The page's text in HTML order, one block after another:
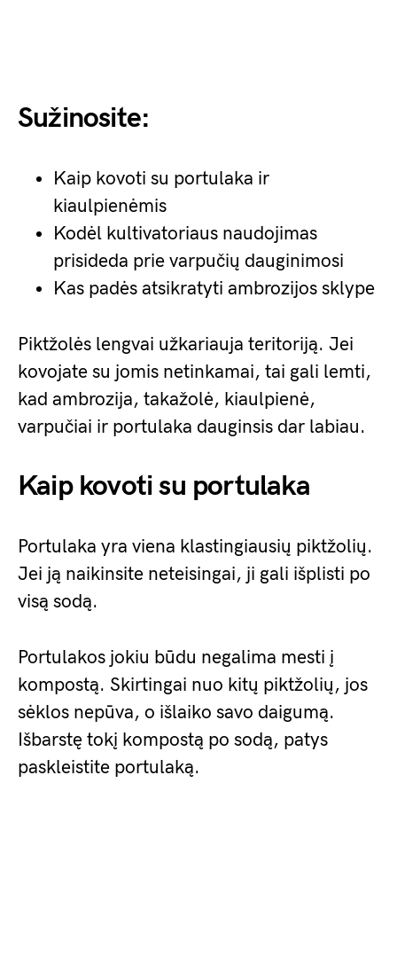
Sužinosite:
Kaip kovoti su portulaka ir
kiaulpienėmis
Kodėl kultivatoriaus naudojimas
prisideda prie varpučių dauginimosi
Kas padės atsikratyti ambrozijos sklype
Piktžolės lengvai užkariauja teritoriją. Jei
kovojate su jomis netinkamai, tai gali lemti,
kad ambrozija, takažolė, kiaulpienė,
varpučiai ir portulaka dauginsis dar labiau.
Kaip kovoti su portulaka
Portulaka yra viena klastingiausių piktžolių.
Jei ją naikinsite neteisingai, ji gali išplisti po
visą sodą.
Portulakos jokiu būdu negalima mesti į
kompostą. Skirtingai nuo kitų piktžolių, jos
sėklos nepūva, o išlaiko savo daigumą.
Išbarstę tokį kompostą po sodą, patys
paskleistite portulaką.